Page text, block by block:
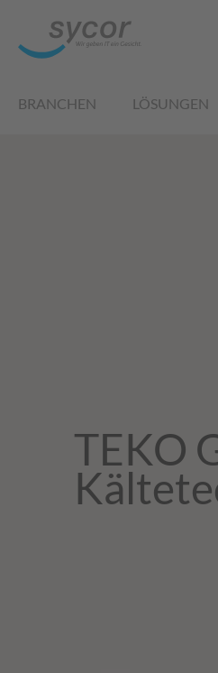
BRANCHEN LÖSUNGEN
TEKO